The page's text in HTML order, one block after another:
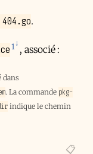
.
1 , associé :
. La commande pkg-
indique le chemin